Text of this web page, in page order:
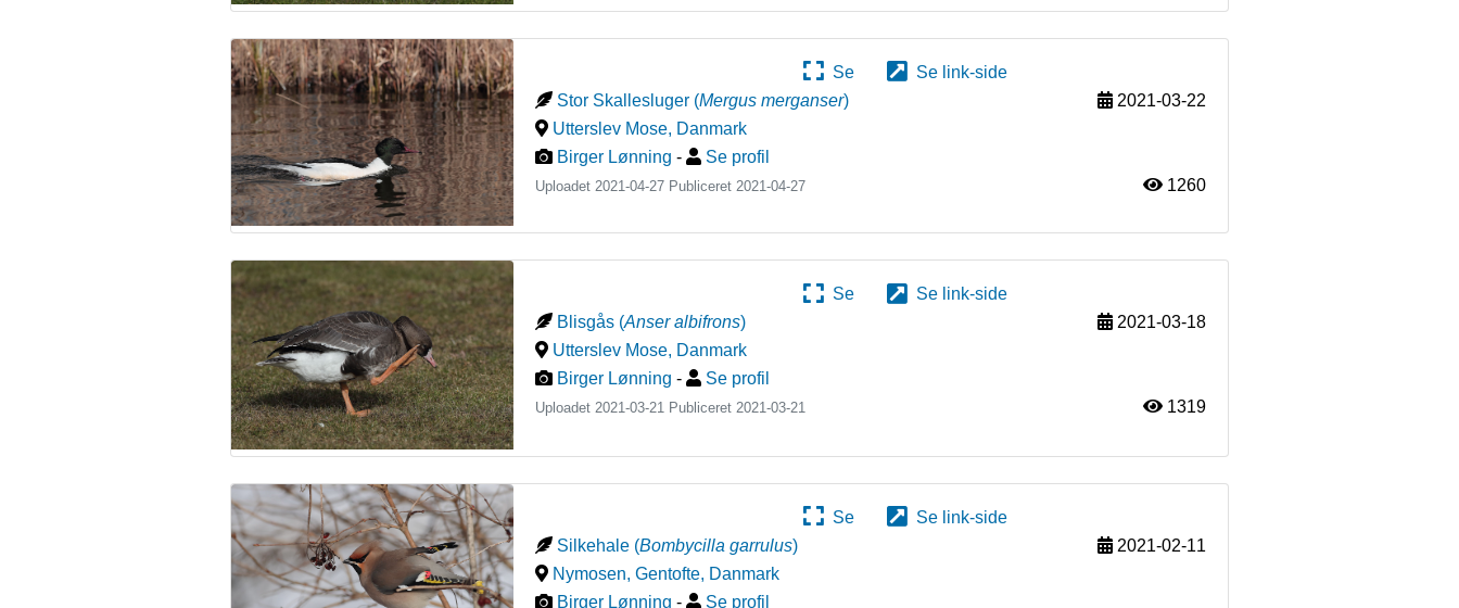
Se
Se link-side
Stor Skallesluger (Mergus merganser)
2021-03-22
Utterslev Mose, Danmark
Birger Lønning - Se profil
Uploadet 2021-04-27 Publiceret 2021-04-27 1260
Se
Se link-side
Blisgås (Anser albifrons)
2021-03-18
Utterslev Mose, Danmark
Birger Lønning - Se profil
Uploadet 2021-03-21 Publiceret2021-03-21 1319
Se
Se link-side
Silkehale (Bombycilla garrulus)
2021-02-11
Nymosen, Gentofte, Danmark
Birger Lønning - Se profil